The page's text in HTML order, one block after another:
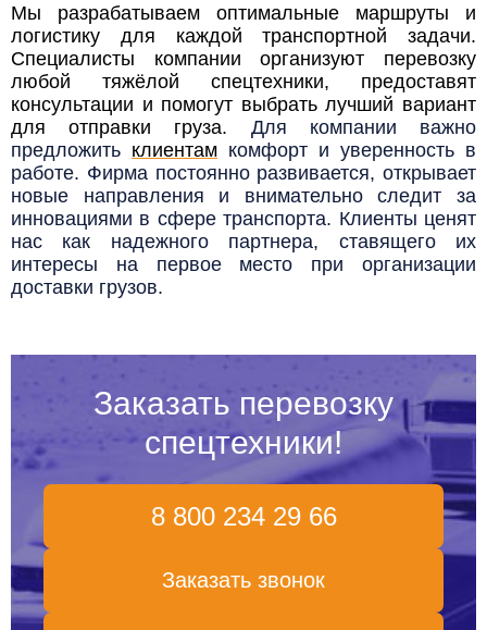
Мы разрабатываем оптимальные маршруты и
логистику для каждой транспортной задачи.
Специалисты компании организуют перевозку
любой тяжёлой спецтехники, предоставят
консультации и помогут выбрать лучший вариант
для отправки груза. Для компании важно
предложить клиентам комфорт и уверенность в
работе. Фирма постоянно развивается, открывает
новые направления и внимательно следит за
инновациями в сфере транспорта. Клиенты ценят
нас как надежного партнера, ставящего их
интересы на первое место при организации
доставки грузов.
Заказать перевозку
спецтехники!
8 800 234 29 66
Заказать звонок